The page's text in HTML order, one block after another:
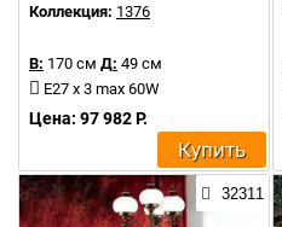
Коллекция: 1376
В: 170 см Д: 49 см
E27 x 3 max 60W
Цена: 97 982 Р.
Купить
32311